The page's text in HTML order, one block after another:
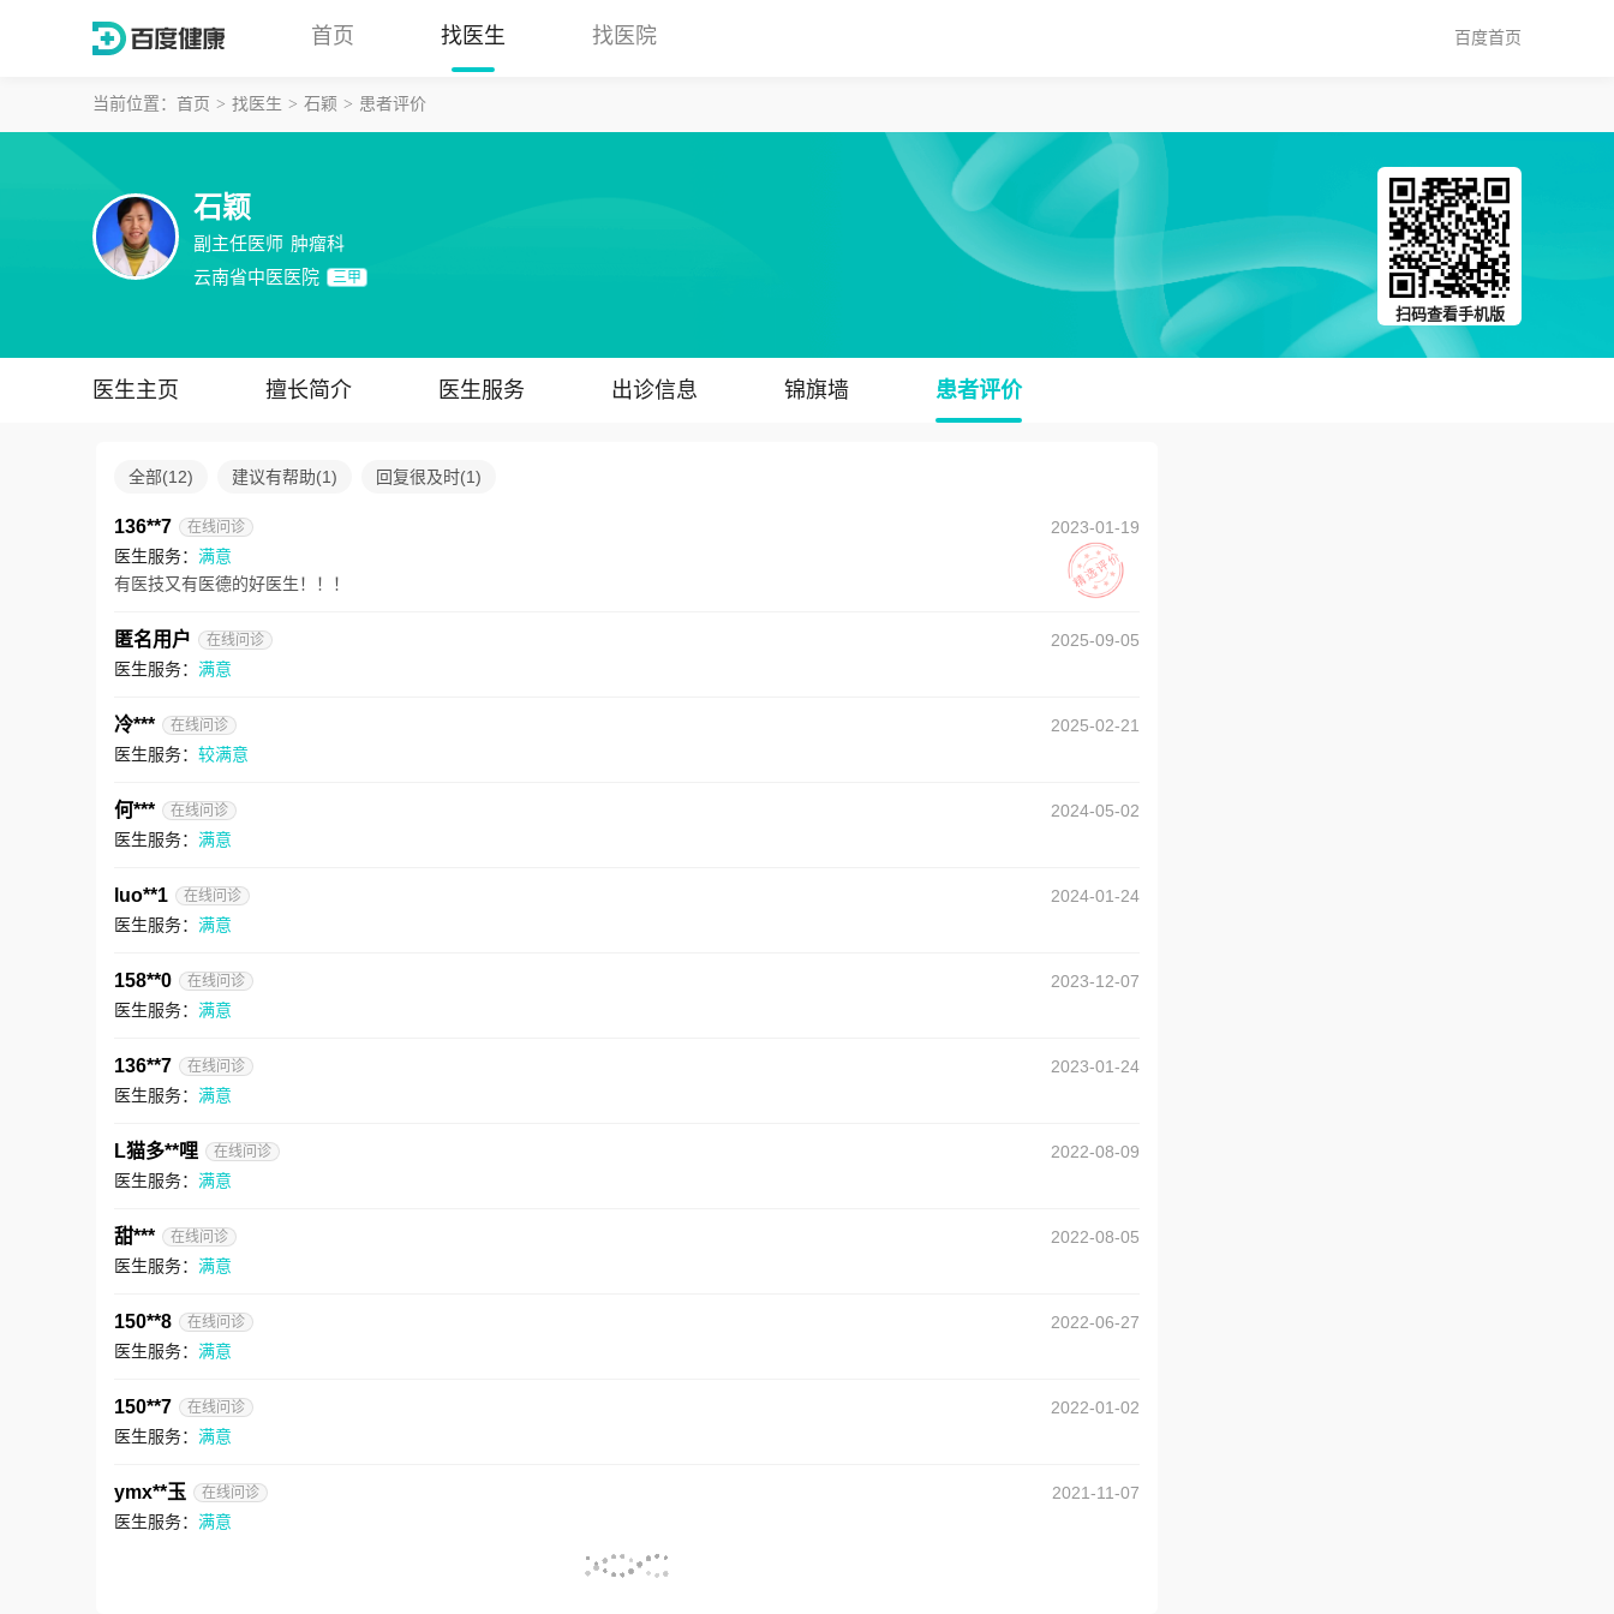
首页 找医生 找医院 百度首页
当前位置： 首页 找医生 石颖 患者评价
石颖
副主任医师 肿瘤科
云南省中医医院
三甲
扫码查看手机版
医生主页 擅长简介 医生服务 出诊信息 锦旗墙 患者评价
全部(12) 建议有帮助(1) 回复很及时(1)
136**7 在线问诊
2023-01-19
医生服务： 满意
有医技又有医德的好医生！！！
匿名用户 在线问诊
2025-09-05
医生服务： 满意
冷*** 在线问诊
2025-02-21
医生服务： 较满意
何*** 在线问诊
2024-05-02
医生服务： 满意
luo**1 在线问诊
2024-01-24
医生服务： 满意
158**0 在线问诊
2023-12-07
医生服务： 满意
136**7 在线问诊
2023-01-24
医生服务： 满意
L猫多**哩 在线问诊
2022-08-09
医生服务： 满意
甜*** 在线问诊
2022-08-05
医生服务： 满意
150**8 在线问诊
2022-06-27
医生服务： 满意
150**7 在线问诊
2022-01-02
医生服务： 满意
ymx**玉 在线问诊
2021-11-07
医生服务： 满意